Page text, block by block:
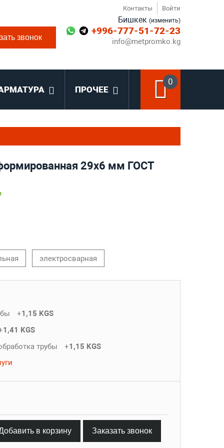
Бишкек (изменить)
+996-777-51-72-23
info@metpromko.kg
Контакты Войти
звонок
0
ПРОЧЕЕ
29х6 мм ГОСТ
электросварная
+1,15 KGS
1,41 KGS
трубы
+1,15 KGS
в корзину Заказать звонок